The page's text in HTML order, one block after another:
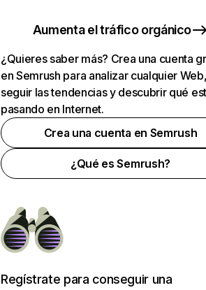
Aumenta el tráfico orgánico
¿Quieres saber más? Crea una cuenta
en Semrush para analizar cualquier
seguir las tendencias y descubrir qué
pasando en Internet.
Crea una cuenta en Semrush
¿Qué es Semrush?
Regístrate para conseguir una